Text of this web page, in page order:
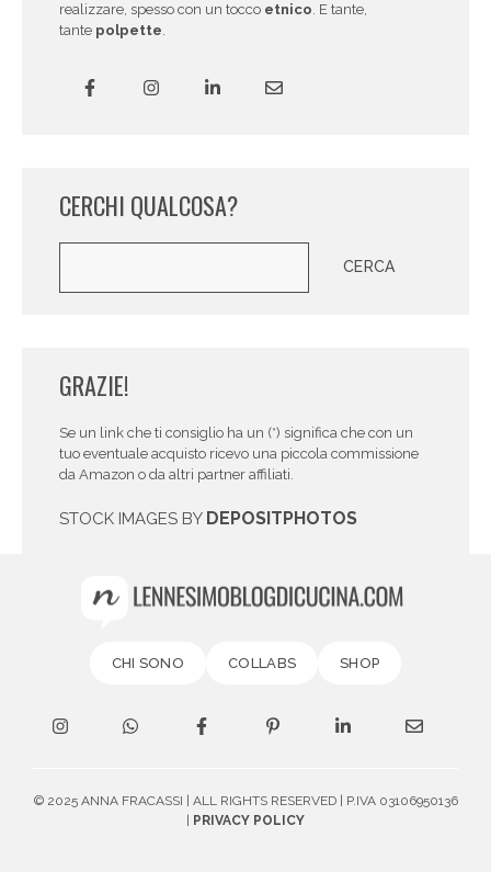
realizzare, spesso con un tocco etnico. E tante,
tante polpette.
CERCHI QUALCOSA?
CERCA
GRAZIE!
Se un link che ti consiglio ha un (*) significa che con un
tuo eventuale acquisto ricevo una piccola commissione
da Amazon o da altri partner affiliati.
STOCK IMAGES BY DEPOSITPHOTOS
CHI SONO COLLABS SHOP
© 2025 ANNA FRACASSI | ALL RIGHTS RESERVED | P.IVA 03106950136
PRIVACY POLICY